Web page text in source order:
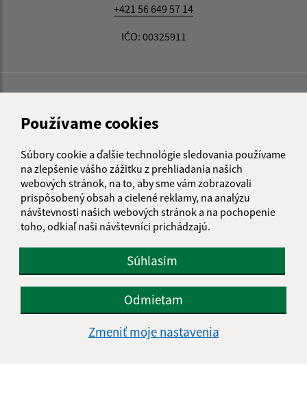
Používame cookies
Súbory cookie a ďalšie technológie sledovania používame
na zlepšenie vášho zážitku z prehliadania našich
webových stránok, na to, aby sme vám zobrazovali
prispôsobený obsah a cielené reklamy, na analýzu
návštevnosti našich webových stránok a na pochopenie
toho, odkiaľ naši návštevníci prichádzajú.
Súhlasím
Odmietam
Zmeniť moje nastavenia
+421 56 649 57 14
IČO: 00325911
Informácie o stránke:
Autorské práva